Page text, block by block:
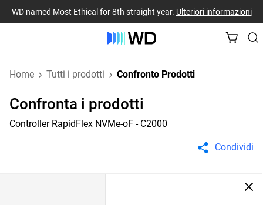
WD named Most Ethical for 8th straight year. Ulteriori informazioni
Home Tutti i prodotti Confronto Prodotti
Confronta i prodotti
Controller RapidFlex NVMe-oF - C2000
Condividi